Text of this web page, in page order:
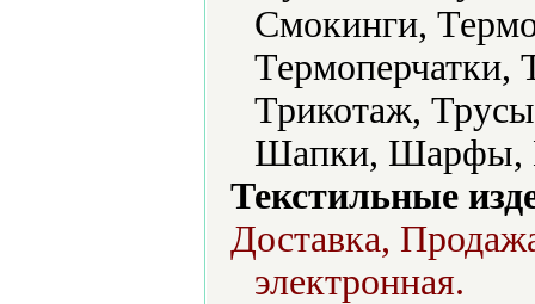
Смокинги,
Термоперчатки,
Трикотаж,
Шапки,
Текстильные
Доставка,
электронная.